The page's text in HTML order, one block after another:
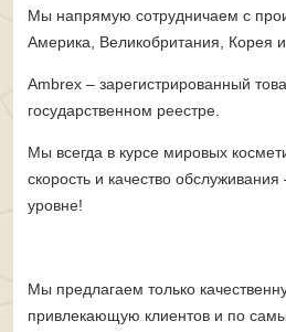
Мы напрямую сотрудничаем с
Америка, Великобритания, Корея и
Ambrex – зарегистрированный
государственном реестре.
Мы всегда в курсе мировых
скорость и качество
уровне!
Мы предлагаем только
привлекающую клиентов и по